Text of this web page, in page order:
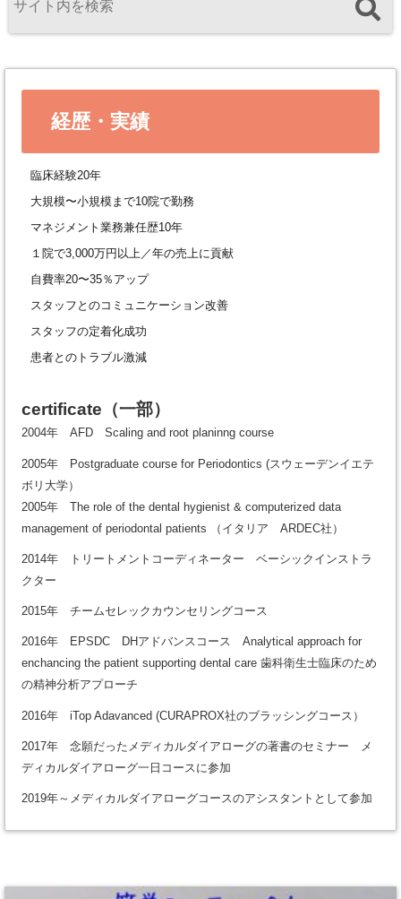
経歴・実績
臨床経験20年
大規模〜小規模まで10院で勤務
マネジメント業務兼任歴10年
１院で3,000万円以上／年の売上に貢献
自費率20〜35％アップ
スタッフとのコミュニケーション改善
スタッフの定着化成功
患者とのトラブル激減
certificate （一部）
2004年 AFD Scaling and root planinng course
2005年 Postgraduate course for Periodontics (スウェーデンイエテ
ボリ大学）
2005年 The role of the dental hygienist & computerized data
management of periodontal patients （イタリア ARDEC社）
2014年 トリートメントコーディネーター ベーシックインストラ
クター
2015年 チームセレックカウンセリングコース
2016年 EPSDC DHアドバンスコース Analytical approach for
enchancing the patient supporting dental care 歯科衛生士臨床のため
の精神分析アプローチ
2016年 iTop Adavanced (CURAPROX社のブラッシングコース）
2017年 念願だったメディカルダイアローグの著書のセミナー メ
ディカルダイアローグ一日コースに参加
2019年～メディカルダイアローグコースのアシスタントとして参加